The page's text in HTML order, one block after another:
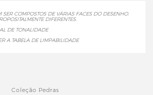
SER COMPOSTOS DE VÁRIAS FACES DO DESENHO,
DIFERENTES.
DE TONALIDADE
A TABELA DE LIMPABILIDADE
Coleção Pedras